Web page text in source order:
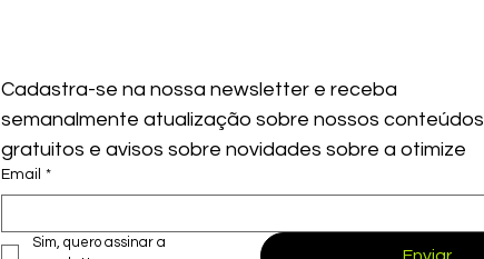
Cadastra-se na nossa newsletter e receba
semanalmente atualização sobre nossos conteúdos
gratuitos e avisos sobre novidades sobre a otimize
Email *
Sim, quero assinar a